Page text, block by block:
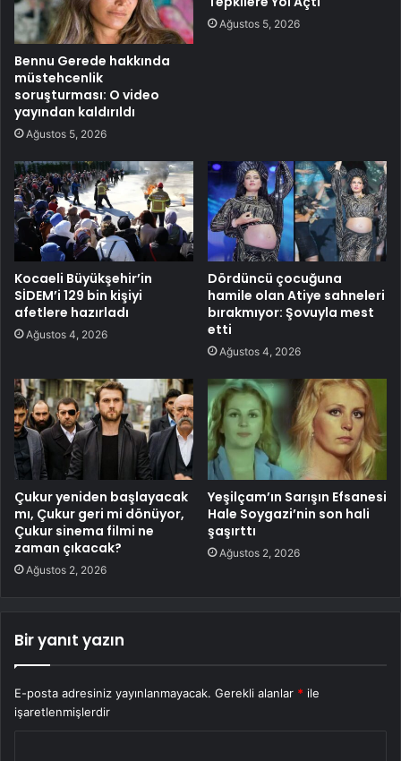
Bennu Gerede hakkında
müstehcenlik
soruşturması: O video
yayından kaldırıldı
Ağustos 5, 2026
Ağustos 5, 2026
Kocaeli Büyükşehir’in
SİDEM’i 129 bin kişiyi
afetlere hazırladı
Ağustos 4, 2026
Dördüncü çocuğuna
hamile olan Atiye sahneleri
bırakmıyor: Şovuyla mest
etti
Ağustos 4, 2026
Çukur yeniden başlayacak
mı, Çukur geri mi dönüyor,
Çukur sinema filmi ne
zaman çıkacak?
Ağustos 2, 2026
Yeşilçam’ın Sarışın Efsanesi
Hale Soygazi’nin son hali
şaşırttı
Ağustos 2, 2026
Bir yanıt yazın
E-posta adresiniz yayınlanmayacak. Gerekli alanlar * ile
işaretlenmişlerdir